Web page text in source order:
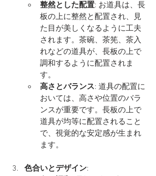
整然とした配置: お道具は、長
板の上に整然と配置され、見
た目が美しくなるように工夫
されます。茶碗、茶筅、茶入
れなどの道具が、長板の上で
調和するように配置されま
す。
高さとバランス: 道具の配置に
おいては、高さや位置のバラ
ンスが重要です。長板の上で
道具が均等に配置されること
で、視覚的な安定感が生まれ
ます。
色合いとデザイン: